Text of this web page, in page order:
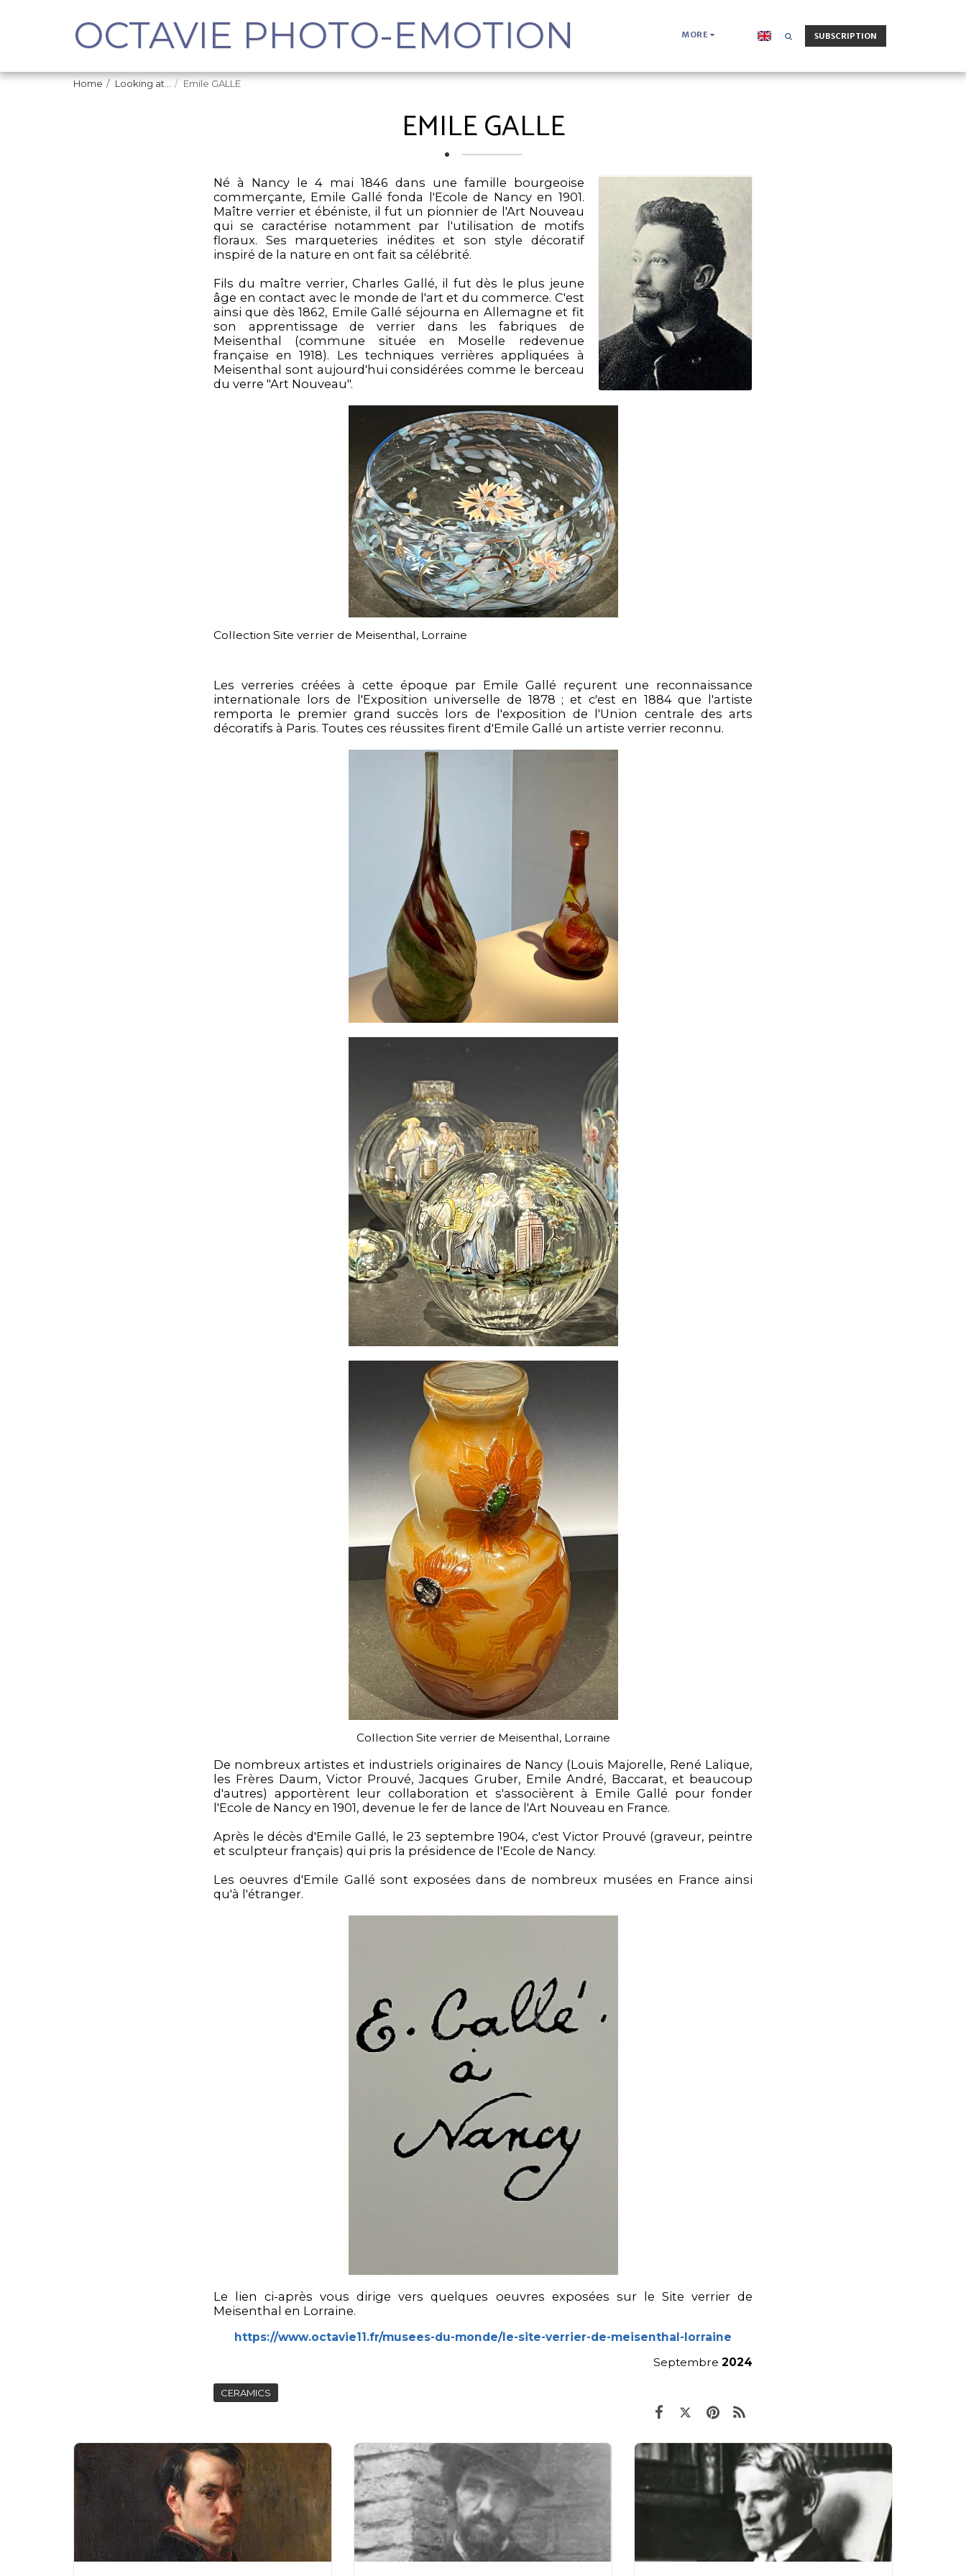
OCTAVIE PHOTO-EMOTION MORE SUBSCRIPTION
Home Looking at... Emile GALLE
EMILE GALLE
Né à Nancy le 4 mai 1846 dans une famille bourgeoise
commerçante, Emile Gallé fonda l'Ecole de Nancy en 1901.
Maître verrier et ébéniste, il fut un pionnier de l'Art Nouveau
qui se caractérise notamment par l'utilisation de motifs
floraux. Ses marqueteries inédites et son style décoratif
inspiré de la nature en ont fait sa célébrité.
Fils du maître verrier, Charles Gallé, il fut dès le plus jeune
âge en contact avec le monde de l'art et du commerce. C'est
ainsi que dès 1862, Emile Gallé séjourna en Allemagne et fit
son apprentissage de verrier dans les fabriques de
Meisenthal (commune située en Moselle redevenue
française en 1918). Les techniques verrières appliquées à
Meisenthal sont aujourd'hui considérées comme le berceau
du verre "Art Nouveau".
Collection Site verrier de Meisenthal, Lorraine
Les verreries créées à cette époque par Emile Gallé reçurent une reconnaissance
internationale lors de l'Exposition universelle de 1878 ; et c'est en 1884 que l'artiste
remporta le premier grand succès lors de l'exposition de l'Union centrale des arts
décoratifs à Paris. Toutes ces réussites firent d'Emile Gallé un artiste verrier reconnu.
Collection Site verrier de Meisenthal, Lorraine
De nombreux artistes et industriels originaires de Nancy (Louis Majorelle, René Lalique,
les Frères Daum, Victor Prouvé, Jacques Gruber, Emile André, Baccarat, et beaucoup
d'autres) apportèrent leur collaboration et s'associèrent à Emile Gallé pour fonder
l'Ecole de Nancy en 1901, devenue le fer de lance de l'Art Nouveau en France.
Après le décès d'Emile Gallé, le 23 septembre 1904, c'est Victor Prouvé (graveur, peintre
et sculpteur français) qui pris la présidence de l'Ecole de Nancy.
Les oeuvres d'Emile Gallé sont exposées dans de nombreux musées en France ainsi
qu'à l'étranger.
Le lien ci-après vous dirige vers quelques oeuvres exposées sur le Site verrier de
Meisenthal en Lorraine.
https://www.octavie11.fr/musees-du-monde/le-site-verrier-de-meisenthal-lorraine
Septembre 2024
CERAMICS